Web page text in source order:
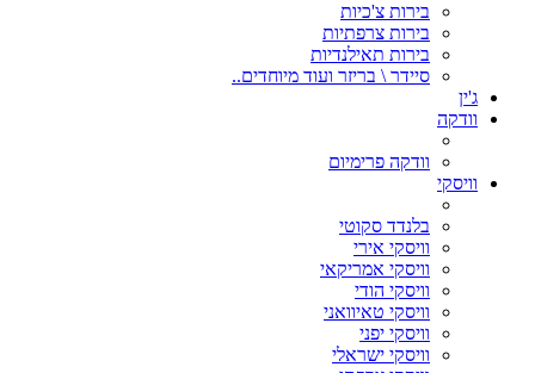
בירות צ'כיות
בירות צרפתיות
בירות תאילנדיות
סיידר \ בריזר ועוד מיוחדים..
ג'ין
וודקה
וודקה פרימיום
וויסקי
בלנדד סקוטי
וויסקי אירי
וויסקי אמריקאי
וויסקי הודי
וויסקי טאיוואני
וויסקי יפני
וויסקי ישראלי